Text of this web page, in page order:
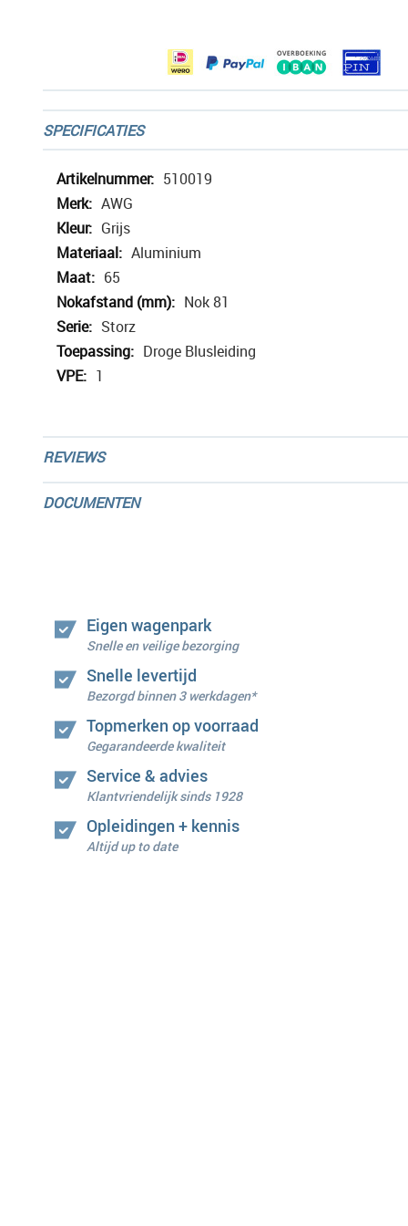
SPECIFICATIES
Meer
informatie
510019
AWG
Grijs
Aluminium
65
Nok 81
Storz
Droge Blusleiding
1
REVIEWS
DOCUMENTEN
Eigen wagenpark
Snelle en veilige bezorging
Snelle levertijd
Bezorgd binnen 3 werkdagen*
Topmerken op voorraad
Gegarandeerde kwaliteit
Service & advies
Klantvriendelijk sinds 1928
Opleidingen + kennis
Altijd up to date